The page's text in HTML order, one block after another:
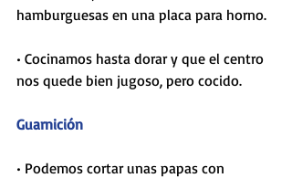
hamburguesas en una placa para horno.
• Cocinamos hasta dorar y que el centro
nos quede bien jugoso, pero cocido.
Guarnición
• Podemos cortar unas papas con